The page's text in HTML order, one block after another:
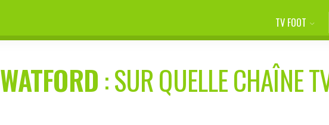
TV FOOT
WATFORD: SUR QUELLE CHAÎNE